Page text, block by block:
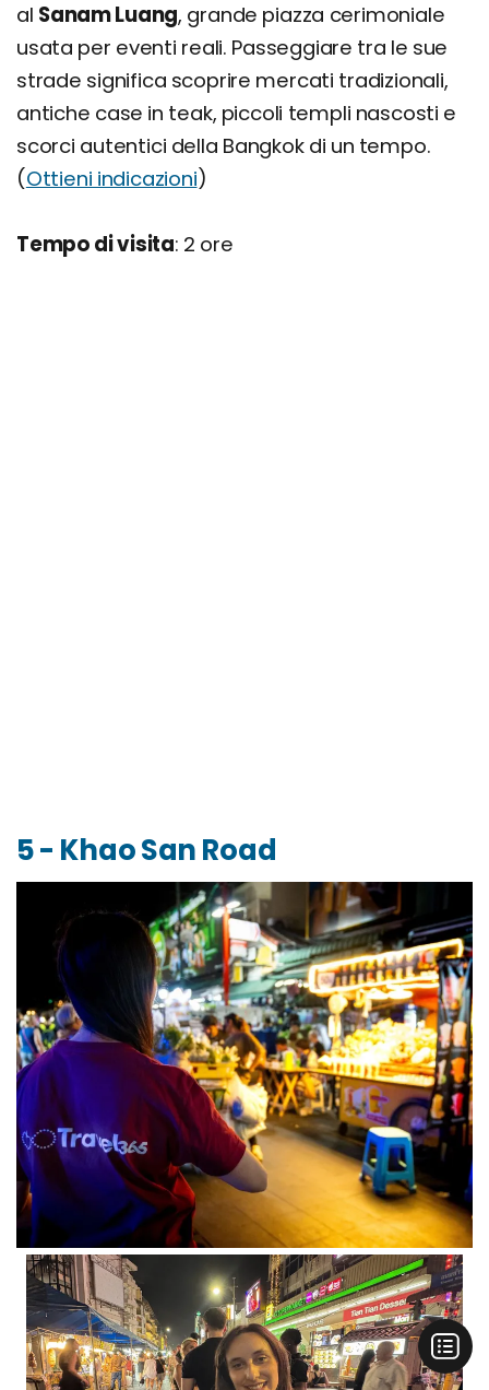
al Sanam Luang, grande piazza cerimoniale
usata per eventi reali. Passeggiare tra le sue
strade significa scoprire mercati tradizionali,
antiche case in teak, piccoli templi nascosti e
scorci autentici della Bangkok di un tempo.
(Ottieni indicazioni)
Tempo di visita: 2 ore
5 - Khao San Road